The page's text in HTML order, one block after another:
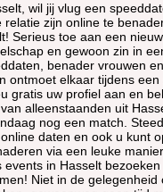
wil jij vlug een
relatie zijn online te
Serieus toe aan een
en gewoon zin in
benader vrouwen
ontmoet elkaar tijdens
gratis uw profiel aan en
alleenstaanden uit
nog een match.
daten en ook u kunt
via een leuke
events in Hasselt
Niet in de gelegenheid